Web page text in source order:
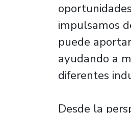
impulsamos
puede
ayudando a
diferentes
Desde la